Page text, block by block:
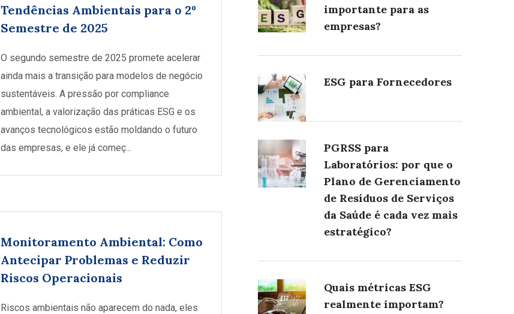
Tendências Ambientais para o 2º
Semestre de 2025
O segundo semestre de 2025 promete acelerar
ainda mais a transição para modelos de negócio
sustentáveis. A pressão por compliance
ambiental, a valorização das práticas ESG e os
avanços tecnológicos estão moldando o futuro
das empresas, e ele já começ...
Monitoramento Ambiental: Como
Antecipar Problemas e Reduzir
Riscos Operacionais
Riscos ambientais não aparecem do nada, eles
importante para as
empresas?
ESG para Fornecedores
PGRSS para
Laboratórios: por que o
Plano de Gerenciamento
de Resíduos de Serviços
da Saúde é cada vez mais
estratégico?
Quais métricas ESG
realmente importam?